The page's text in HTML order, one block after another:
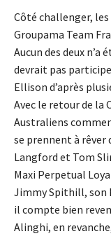
Côté challenger, les
Groupama Team
Aucun des deux
devrait pas
Ellison d’après
Avec le retour de la
Australiens
se prennent à
Langford et Tom
Maxi Perpetual
Jimmy Spithill, son
il compte bien
Alinghi, en